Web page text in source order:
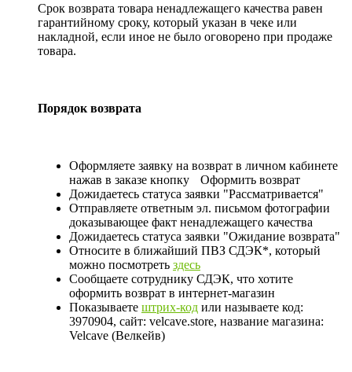
Срок возврата товара ненадлежащего качества равен
гарантийному сроку, который указан в чеке или
накладной, если иное не было оговорено при продаже
товара.
Порядок возврата
Оформляете заявку на возврат в личном кабинете
нажав в заказе кнопку
Оформить возврат
Дожидаетесь статуса заявки "Рассматривается"
Отправляете ответным эл. письмом фотографии
доказывающее факт ненадлежащего качества
Дожидаетесь статуса заявки "Ожидание возврата"
Относите в ближайший ПВЗ СДЭК*, который
можно посмотреть здесь
Сообщаете сотруднику СДЭК, что хотите
оформить возврат в интернет-магазин
Показываете штрих-код или называете код:
3970904, сайт: velcave.store, название магазина:
Velcave (Велкейв)